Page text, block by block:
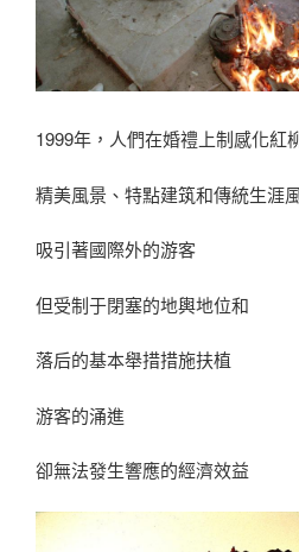
1999年，人們在婚禮上制感化紅
精美風景、特點建筑和傳統生涯
吸引著國際外的游客
但受制于閉塞的地輿地位和
落后的基本舉措措施扶植
游客的涌進
卻無法發生響應的經濟效益